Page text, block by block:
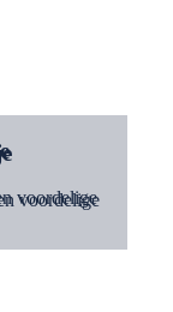
voordelige